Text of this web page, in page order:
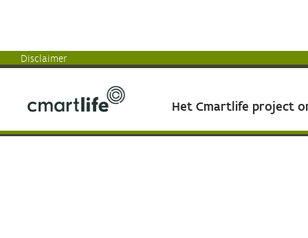
Disclaimer
Het Cmartlife project